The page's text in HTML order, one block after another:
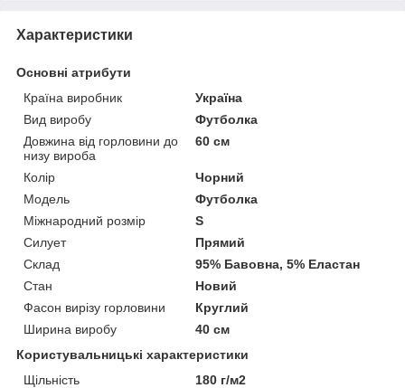
Характеристики
Основні атрибути
Країна виробник
Україна
Вид виробу
Футболка
Довжина від горловини до
низу вироба
60 см
Колір
Чорний
Модель
Футболка
Міжнародний розмір
S
Силует
Прямий
Склад
95% Бавовна, 5% Еластан
Стан
Новий
Фасон вирізу горловини
Круглий
Ширина виробу
40 см
Користувальницькі характеристики
Щільність
180 г/м2